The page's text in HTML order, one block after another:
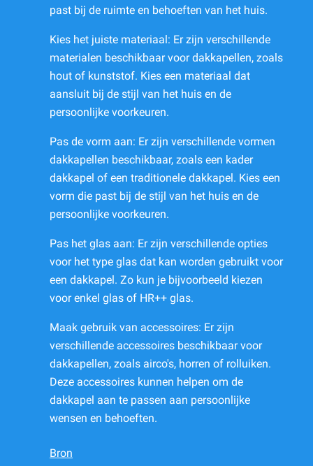
past bij de ruimte en behoeften van het huis.
Kies het juiste materiaal: Er zijn verschillende
materialen beschikbaar voor dakkapellen, zoals
hout of kunststof. Kies een materiaal dat
aansluit bij de stijl van het huis en de
persoonlijke voorkeuren.
Pas de vorm aan: Er zijn verschillende vormen
dakkapellen beschikbaar, zoals een kader
dakkapel of een traditionele dakkapel. Kies een
vorm die past bij de stijl van het huis en de
persoonlijke voorkeuren.
Pas het glas aan: Er zijn verschillende opties
voor het type glas dat kan worden gebruikt voor
een dakkapel. Zo kun je bijvoorbeeld kiezen
voor enkel glas of HR++ glas.
Maak gebruik van accessoires: Er zijn
verschillende accessoires beschikbaar voor
dakkapellen, zoals airco's, horren of rolluiken.
Deze accessoires kunnen helpen om de
dakkapel aan te passen aan persoonlijke
wensen en behoeften.
Bron